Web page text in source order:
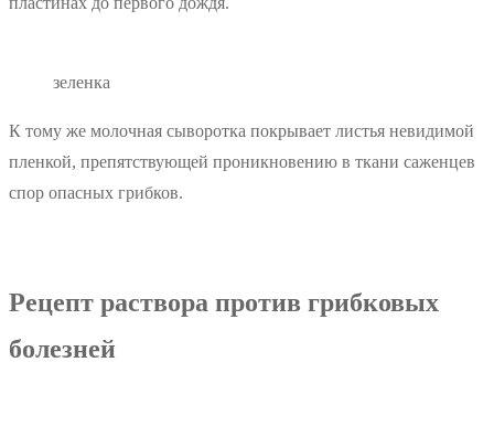
зеленка
К тому же молочная сыворотка покрывает листья невидимой
пленкой, препятствующей проникновению в ткани саженцев
спор опасных грибков.
Рецепт раствора против грибковых
болезней